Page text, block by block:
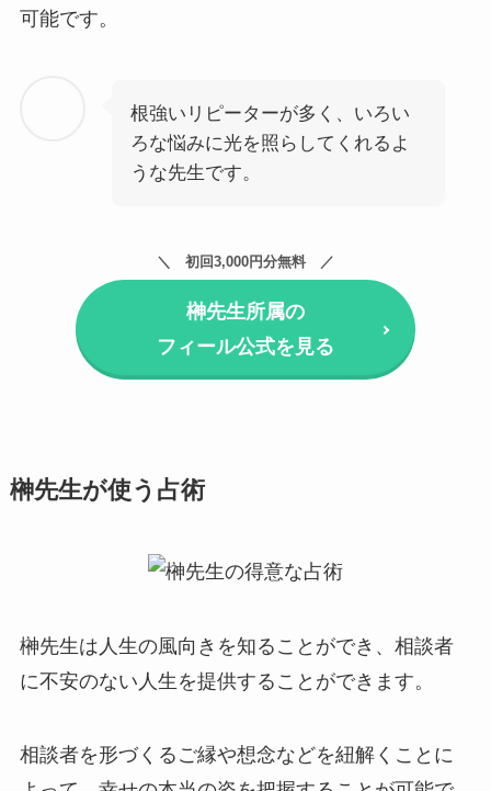
可能です。
根強いリピーターが多く、いろい
ろな悩みに光を照らしてくれるよ
うな先生です。
初回3,000円分無料
榊先生所属の
フィール公式を見る
榊先生が使う占術
榊先生は人生の風向きを知ることができ、相談者
に不安のない人生を提供することができます。
相談者を形づくるご縁や想念などを紐解くことに